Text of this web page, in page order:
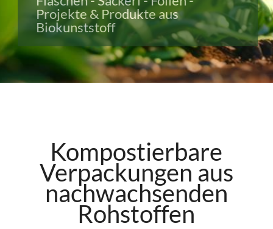
Projekte & Produkte aus
Biokunststoff
Kompostierbare
Verpackungen aus
nachwachsenden
Rohstoffen